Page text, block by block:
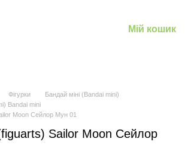
Мій кошик
Фігурки
Бандай міні (Bandai mini)
Bandai mini
Moon Сейлор Мун 01
Sailor Moon Сейлор